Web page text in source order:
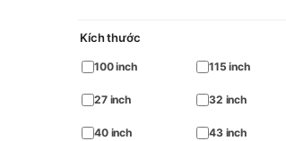
Kích thước
100 inch 115 inch
27 inch 32 inch
40 inch 43 inch